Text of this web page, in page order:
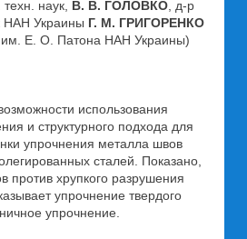
техн. наук, В. В. ГОЛОВКО , д-р
НАН Украины Г. М. ГРИГОРЕНКО
им. Е. О. Патона НАН Украины)
использования
и структурного подхода для
упрочнения металла швов
сталей. Показано,
против хрупкого разрушения
упрочнение твердого
упрочнение.